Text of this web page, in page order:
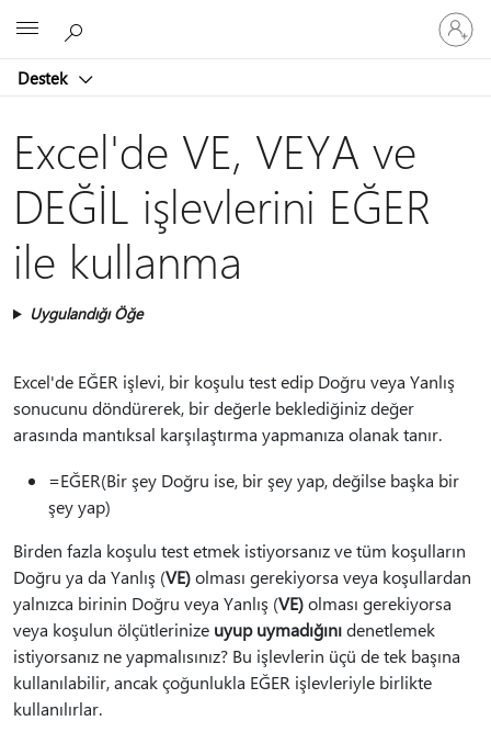
Destek
oturum
açın
Excel'de VE, VEYA ve
DEĞİL işlevlerini EĞER
ile kullanma
Uygulandığı Öğe
Excel'de EĞER işlevi, bir koşulu test edip Doğru veya Yanlış
sonucunu döndürerek, bir değerle beklediğiniz değer
arasında mantıksal karşılaştırma yapmanıza olanak tanır.
=EĞER(Bir şey Doğru ise, bir şey yap, değilse başka bir
şey yap)
Birden fazla koşulu test etmek istiyorsanız ve tüm koşulların
Doğru ya da Yanlış (VE)olması gerekiyorsa veya koşullardan
yalnızca birinin Doğru veya Yanlış (VE)olması gerekiyorsa
veya koşulun ölçütlerinize uyup uymadığınıdenetlemek
istiyorsanız ne yapmalısınız? Bu işlevlerin üçü de tek başına
kullanılabilir, ancak çoğunlukla EĞER işlevleriyle birlikte
kullanılırlar.